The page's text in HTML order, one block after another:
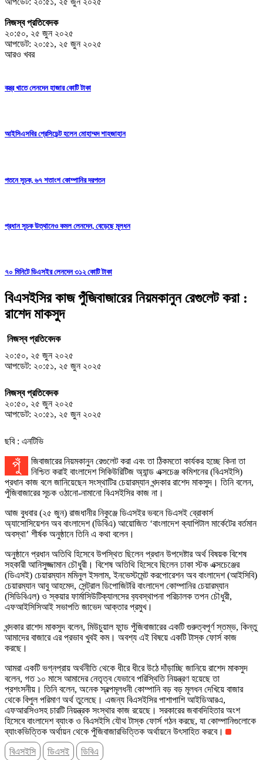
নিজস্ব প্রতিবেদক
২০:৫০, ২৫ জুন ২০২৫
আপডেট: ২০:৫১, ২৫ জুন ২০২৫
আরও খবর
বস্ত্র খাতে লেনদেন হাজার কোটি টাকা
আইসিএসবির প্রেসিডেন্ট হলেন মোহাম্মদ শাহজাহান
পতনে সূচক, ৬৭ শতাংশ কোম্পানির দরপতন
প্রধান সূচক উত্থানেও কমল লেনদেন, বেড়েছে মূলধন
৭০ মিনিটে ডিএসইর লেনদেন ৩১২ কোটি টাকা
বিএসইসির কাজ পুঁজিবাজারের নিয়মকানুন রেগুলেট করা :
রাশেদ মাকসুদ
নিজস্ব প্রতিবেদক
২০:৫০, ২৫ জুন ২০২৫
আপডেট: ২০:৫১, ২৫ জুন ২০২৫
নিজস্ব প্রতিবেদক
২০:৫০, ২৫ জুন ২০২৫
আপডেট: ২০:৫১, ২৫ জুন ২০২৫
ছবি : এনটিভি
পুঁজিবাজারের নিয়মকানুন রেগুলেট করা এবং তা ঠিকমতো কার্যকর হচ্ছে কিনা তা
নিশ্চিত করাই বাংলাদেশ সিকিউরিটিজ অ্যান্ড এক্সচেঞ্জ কমিশনের (বিএসইসি)
প্রধান কাজ বলে জানিয়েছেন সংস্থাটির চেয়ারম্যান খন্দকার রাশেদ মাকসুদ। তিনি বলেন,
পুঁজিবাজারের সূচক ওঠানো-নামানো বিএসইসির কাজ না।
আজ বুধবার (২৫ জুন) রাজধানীর নিকুঞ্জে ডিএসইর ভবনে ডিএসই ব্রোকার্স
অ্যাসোসিয়েশন অব বাংলাদেশ (ডিবিএ) আয়োজিত ‘বাংলাদেশ ক‍্যাপিটাল মার্কেটের বর্তমান
অবস্থা’ শীর্ষক অনুষ্ঠানে তিনি এ কথা বলেন।
অনুষ্ঠানে প্রধান অতিথি হিসেবে উপস্থিত ছিলেন প্রধান উপদেষ্টার অর্থ বিষয়ক বিশেষ
সহকারী আনিসুজ্জামান চৌধুরী। বিশেষ অতিথি হিসেবে ছিলেন ঢাকা স্টক এক্সচেঞ্জের
(ডিএসই) চেয়ারম্যান মমিনুল ইসলাম, ইনভেস্টমেন্ট করপোরেশন অব বাংলাদেশ (আইসিবি)
চেয়ারম্যান আবু আহমেদ, সেন্ট্রাল ডিপোজিটরি বাংলাদেশ কোম্পানির চেয়ারম্যান
(সিডিবিএল) ও স্কয়ার ফার্মাসিউটিক্যালসের ব‍্যবস্থাপনা পরিচালক তপন চৌধুরী,
এফআইসিসিআই সভাপতি জাভেদ আক্তার প্রমুখ।
খন্দকার রাশেদ মাকসুদ বলেন, মিউচুয়াল ফান্ড পুঁজিবাজারের একটি গুরুত্বপূর্ণ স্তম্ভ, কিন্তু
আমাদের বাজারে এর প্রভাব খুবই কম। অবশ্য এই বিষয়ে একটি টাস্ক ফোর্স কাজ
করছে।
আমরা একটি ভগ্নপ্রায় অর্থনীতি থেকে ধীরে ধীরে উঠে দাঁড়াচ্ছি জানিয়ে রাশেদ মাকসুদ
বলেন, গত ১০ মাসে আমাদের নেতৃত্ব যেভাবে পরিস্থিতি নিয়ন্ত্রণ হয়েছে তা
প্রশংসনীয়। তিনি বলেন, অনেক স্বল্পমূলধনী কোম্পানি বড় বড় মূলধন দেখিয়ে বাজার
থেকে বিপুল পরিমাণ অর্থ তুলেছে। এজন্য বিএসইসির পাশাপাশি আইডিআরএ,
এফআরসিওসহ চারটি নিয়ন্ত্রক সংস্থার কাজ রয়েছে। সরকারের জবাবদিহিতার অংশ
হিসেবে বাংলাদেশ ব্যাংক ও বিএসইসি যৌথ টাস্ক ফোর্স গঠন করছে, যা কোম্পানিগুলোকে
ব্যাংকভিত্তিক অর্থায়ন থেকে পুঁজিবাজারভিত্তিক অর্থায়নে উৎসাহিত করবে।
বিএসইসি
ডিএসই ডিবিএ